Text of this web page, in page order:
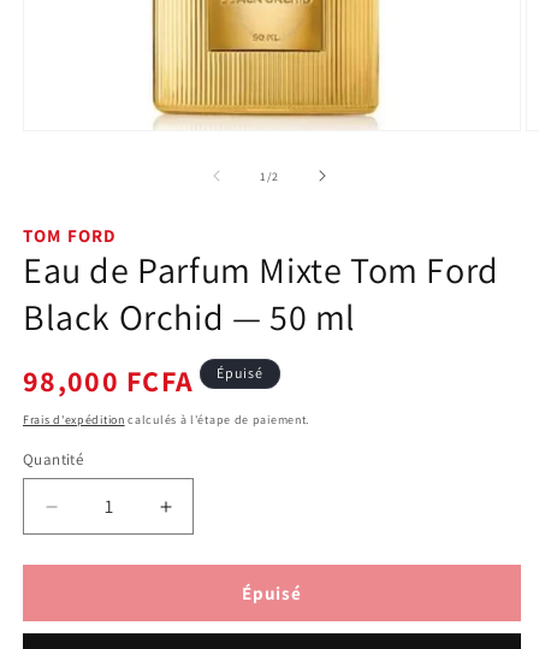
une
fenêtre
modale
1 /de2
TOM FORD
Eau de Parfum Mixte Tom Ford
Black Orchid — 50 ml
Prix
habituel
98,000 FCFA Épuisé
Frais d'expédition calculés à l'étape de paiement.
Quantité
Quantité
Réduire
la
quantité
Eau
Augmenter
la
quantité
Eau
Épuisé